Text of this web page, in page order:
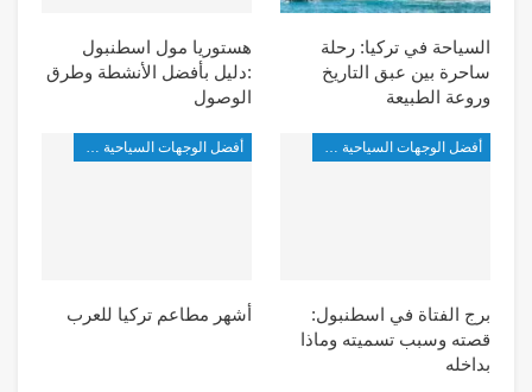
السياحة في تركيا: رحلة
ساحرة بين عبق التاريخ
وروعة الطبيعة
هستوريا مول اسطنبول
:دليل بأفضل الأنشطة وطرق
الوصول
أفضل الوجهات السياحية في تركيا
برج الفتاة في اسطنبول:
قصته وسبب تسميته وماذا
بداخله
أفضل الوجهات السياحية في تركيا
أشهر مطاعم تركيا للعرب